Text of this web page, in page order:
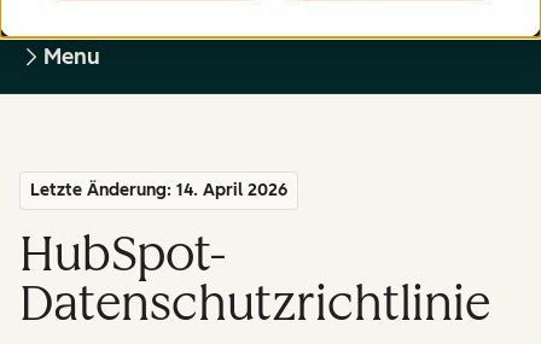
Menu
Letzte Änderung: 14. April 2026
HubSpot-
Datenschutzrichtlinie